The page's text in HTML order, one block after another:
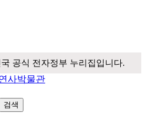
공식 전자정부 누리집입니다.
사박물관
검색